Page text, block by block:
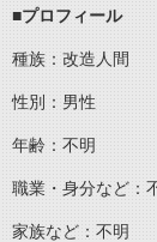
■プロフィール
種族：改造人間
性別：男性
年齢：不明
職業・身分など：
家族など：不明